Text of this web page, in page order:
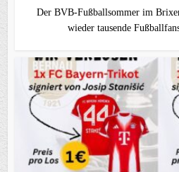
Der BVB-Fußballsommer im
wieder tausende